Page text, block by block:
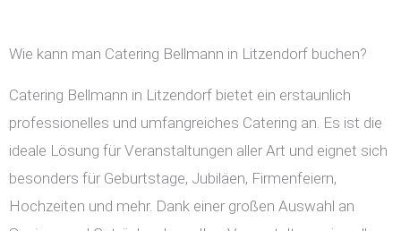
Wie kann man Catering Bellmann in Litzendorf buchen?
Catering Bellmann in Litzendorf bietet ein erstaunlich
professionelles und umfangreiches Catering an. Es ist die
ideale Lösung für Veranstaltungen aller Art und eignet sich
besonders für Geburtstage, Jubiläen, Firmenfeiern,
Hochzeiten und mehr. Dank einer großen Auswahl an